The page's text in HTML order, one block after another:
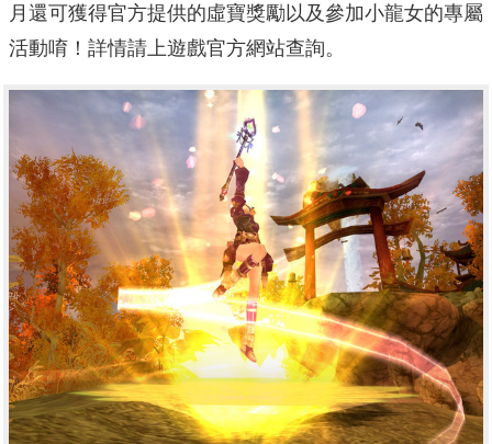
月還可獲得官方提供的虛寶獎勵以及參加小龍女的專屬
活動唷！詳情請上遊戲官方網站查詢。